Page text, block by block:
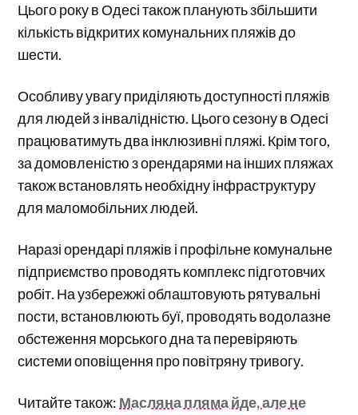
Цього року в Одесі також планують збільшити
кількість відкритих комунальних пляжів до
шести.
Особливу увагу приділяють доступності пляжів
для людей з інвалідністю. Цього сезону в Одесі
працюватимуть два інклюзивні пляжі. Крім того,
за домовленістю з орендарями на інших пляжах
також встановлять необхідну інфраструктуру
для маломобільних людей.
Наразі орендарі пляжів і профільне комунальне
підприємство проводять комплекс підготовчих
робіт. На узбережжі облаштовують рятувальні
пости, встановлюють буї, проводять водолазне
обстеження морського дна та перевіряють
системи оповіщення про повітряну тривогу.
Читайте також: Масляна пляма йде, але не